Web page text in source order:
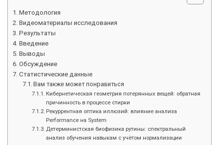
Методология
Видеоматериалы исследования
Результаты
Введение
Выводы
Обсуждение
Статистические данные
Вам также может понравиться
Кибернетическая геометрия потерянных вещей: обратная
причинность в процессе стирки
Рекуррентная оптика иллюзий: влияние анализа
Performance на System
Детерминистская биофизика рутины: спектральный
анализ обучения навыкам с учётом нормализации